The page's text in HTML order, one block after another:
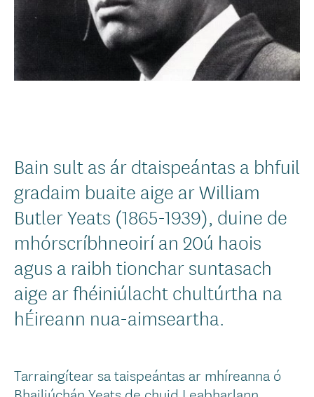
Bain sult as ár dtaispeántas a bhfuil
gradaim buaite aige ar William
Butler Yeats (1865-1939), duine de
mhórscríbhneoirí an 20ú haois
agus a raibh tionchar suntasach
aige ar fhéiniúlacht chultúrtha na
hÉireann nua-aimseartha.
Tarraingítear sa taispeántas ar mhíreanna ó